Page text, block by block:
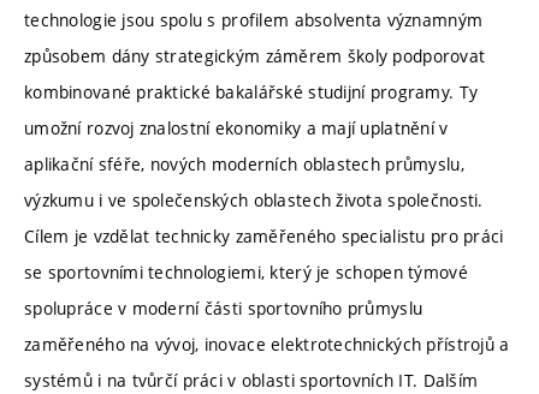
technologie jsou spolu s profilem absolventa významným
způsobem dány strategickým záměrem školy podporovat
kombinované praktické bakalářské studijní programy. Ty
umožní rozvoj znalostní ekonomiky a mají uplatnění v
aplikační sféře, nových moderních oblastech průmyslu,
výzkumu i ve společenských oblastech života společnosti.
Cílem je vzdělat technicky zaměřeného specialistu pro práci
se sportovními technologiemi, který je schopen týmové
spolupráce v moderní části sportovního průmyslu
zaměřeného na vývoj, inovace elektrotechnických přístrojů a
systémů i na tvůrčí práci v oblasti sportovních IT. Dalším